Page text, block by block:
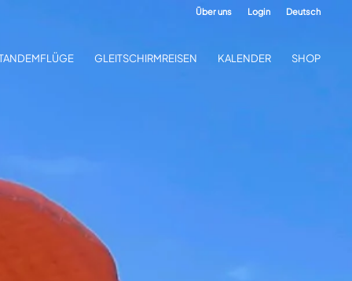
Über uns Login Deutsch
GLEITSCHIRMREISEN KALENDER SHOP